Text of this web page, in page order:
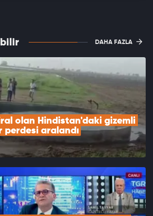
DAHA FAZLA
olan Hindistan'daki gizemli
perdesi aralandı